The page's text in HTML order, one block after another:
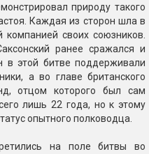
природу такого
Каждая из сторон шла в
своих союзников.
ранее сражался и
в этой битве поддерживали
а во главе британского
отцом которого был сам
лишь 22 года, но к этому
опытного полководца.
на поле битвы во